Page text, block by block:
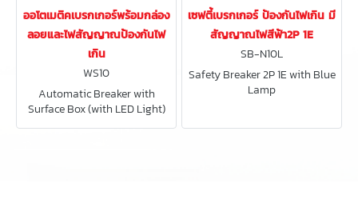
ออโตเมติคเบรกเกอร์พร้อมกล่อง
ลอยและไฟสัญญาณป้องกันไฟ
เกิน
WS10
Automatic Breaker with
Surface Box (with LED Light)
250V, 1.5 kA
เซฟตี้เบรกเกอร์ ป้องกันไฟเกิน มี
สัญญาณไฟสีฟ้า2P 1E
SB-N10L
Safety Breaker 2P 1E with Blue
Lamp